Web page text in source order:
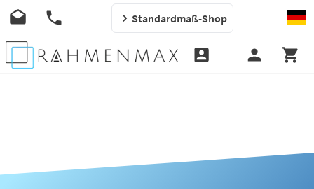
Standardmaß-Shop